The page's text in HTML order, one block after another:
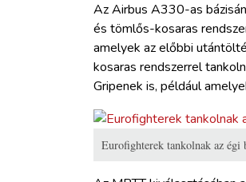
Az Airbus A330-as
és tömlős-kosaras
amelyek az előbbi
kosaras rendszerrel
Gripenek is, például
Eurofighterek tankolnak az égi